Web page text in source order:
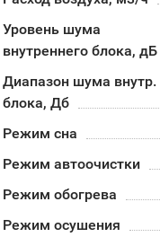
Уровень шума
внутреннего блока, дБ
Диапазон шума внутр.
блока, Дб
Режим сна
Режим автоочистки
Режим обогрева
Режим осушения